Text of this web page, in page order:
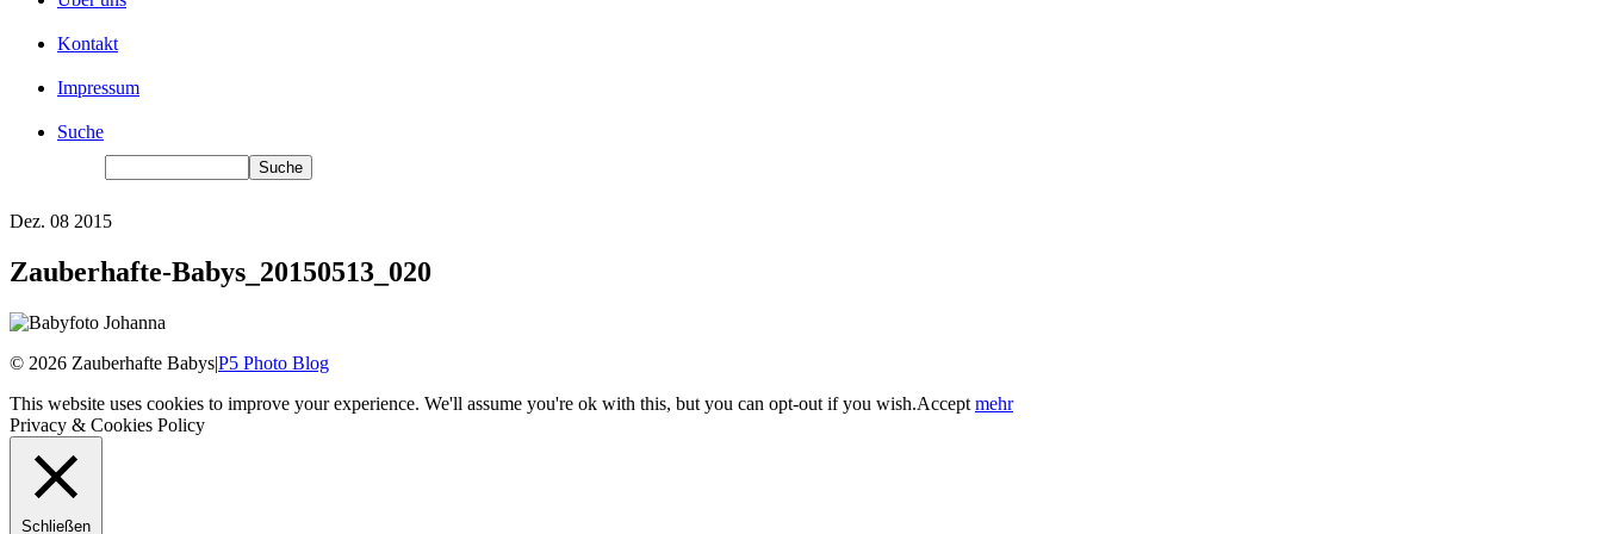
Kontakt
Impressum
Suche
Dez. 08 2015
Zauberhafte-Babys_20150513_020
© 2026 Zauberhafte Babys|P5 Photo Blog
This website uses cookies to improve your experience. We'll assume you're ok with this, but you can opt-out if you wish.Accept mehr
Privacy & Cookies Policy
Schließen